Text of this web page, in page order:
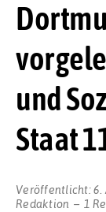
und
Staat
Veröffentlicht:6.
Redaktion
1